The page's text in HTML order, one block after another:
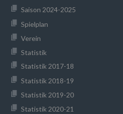
Saison 2024-2025
Spielplan
Verein
Statistik
Statistik 2017-18
Statistik 2018-19
Statistik 2019-20
Statistik 2020-21